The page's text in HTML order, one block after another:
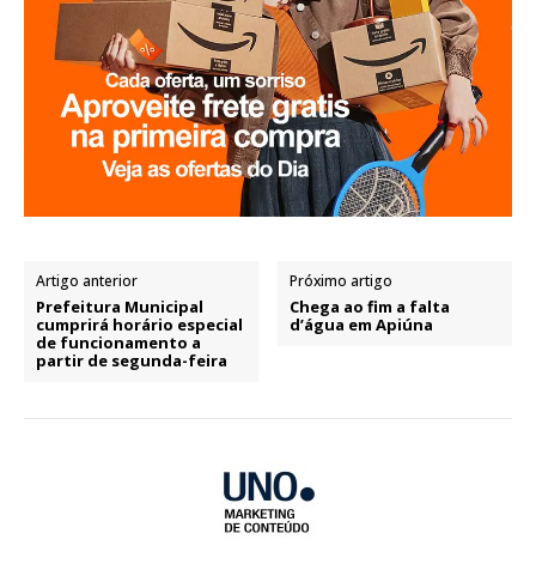
Artigo anterior
Prefeitura Municipal
cumprirá horário especial
de funcionamento a
partir de segunda-feira
Próximo artigo
Chega ao fim a falta
d’água em Apiúna